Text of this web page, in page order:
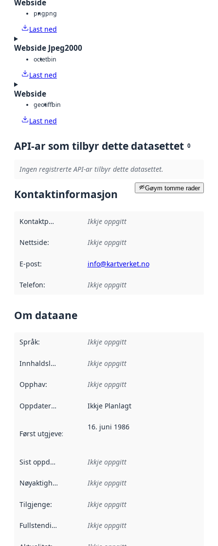
Webside
pngpng
Last ned
Webside Jpeg2000
octetbin
Last ned
Webside
geotiffbin
Last ned
API-ar som tilbyr dette datasettet 0
Ingen registrerte API-ar tilbyr dette datasettet.
Gøym tomme rader
Kontaktinformasjon
Kontaktpunkt Ikkje oppgitt
Nettside: Ikkje oppgitt
E-post: info@kartverket.no
Telefon: Ikkje oppgitt
Om dataane
Språk: Ikkje oppgitt
Innhaldsleverandørar :
Ikkje oppgitt
Opphav: Ikkje oppgitt
Oppdateringsfrekvens :
Ikkje Planlagt
Først utgjeve: Denne datoen seier når dataa i dette
16. juni 1986
Sist oppdatert Ikkje oppgitt
Nøyaktigheit Ikkje oppgitt
Tilgjenge: Ikkje oppgitt
Fullstendigheit Ikkje oppgitt